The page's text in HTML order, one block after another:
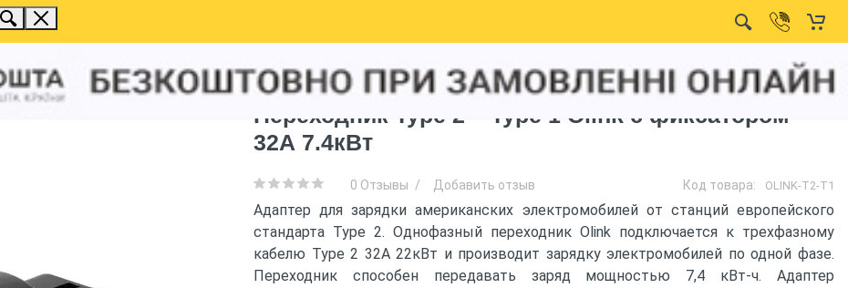
Переходник Type 2 – Type 1 Olink с фиксатором 32А 7.4кВт
Переходник Type 2 – Type 1 Olink с фиксатором
32А 7.4кВт
0 Отзывы / Добавить отзыв Код товара: OLINK-T2-T1
Адаптер для зарядки американских электромобилей от станций европейского
стандарта Type 2. Однофазный переходник Olink подключается к трехфазному
кабелю Type 2 32А 22кВт и производит зарядку электромобилей по одной фазе.
Переходник способен передавать заряд мощностью 7,4 кВт-ч. Адаптер